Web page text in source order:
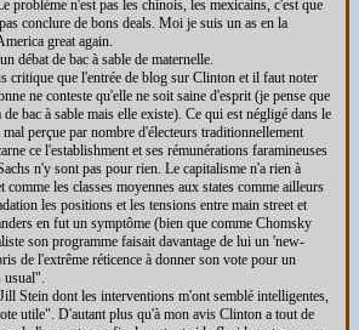
problème n'est pas les chinois, les mexicains, c'est que
conclure de bons deals. Moi je suis un as en la
great again.
débat de bac à sable de maternelle.
critique que l'entrée de blog sur Clinton et il faut noter
ne conteste qu'elle ne soit saine d'esprit (je pense que
de bac à sable mais elle existe). Ce qui est négligé dans le
perçue par nombre d'électeurs traditionnellement
ce l'establishment et ses rémunérations faramineuses
n'y sont pas pour rien. Le capitalisme n'a rien à
comme les classes moyennes aux states comme ailleurs
les positions et les tensions entre main street et
en fut un symptôme (bien que comme Chomsky
son programme faisait davantage de lui un 'new-
de l'extrême réticence à donner son vote pour un
usual".
Stein dont les interventions m'ont semblé intelligentes,
utile". D'autant plus qu'à mon avis Clinton a tout de